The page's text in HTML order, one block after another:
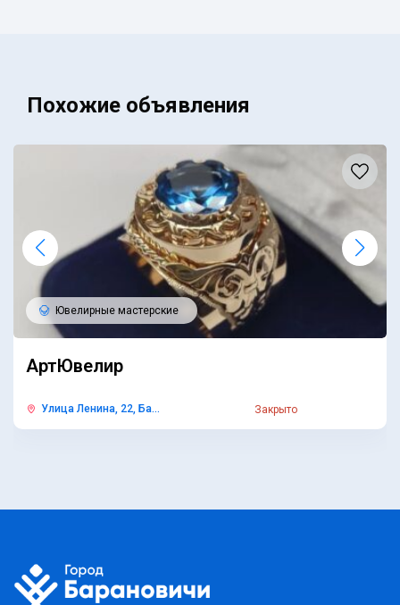
Похожие объявления
АртЮвелир
Ювелирные мастерские
Улица Ленина, 22, Ба... Закрыто